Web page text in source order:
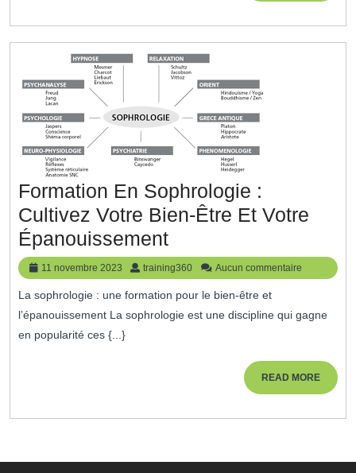
Et
Votre
Esprit
Formation En Sophrologie :
Cultivez Votre Bien-Être Et Votre
ÉpanouissementFormation
En
Sophrologie
:
11 novembre 2023
11
novembre
2023
training360 training360
Aucun commentaire
La sophrologie : une formation pour le bien-être et
l’épanouissement La sophrologie est une discipline qui gagne
en popularité ces {...}
READ MOREREAD
MORE